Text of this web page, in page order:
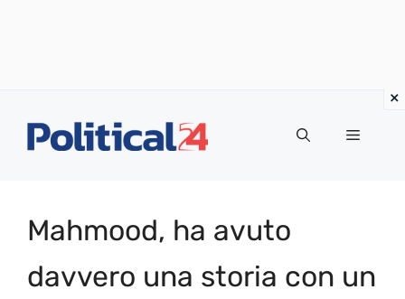
Menu
Mahmood, ha avuto
davvero una storia con un